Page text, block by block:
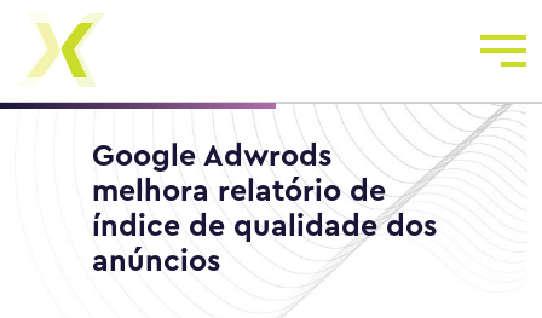
Google Adwrods
melhora relatório de
índice de qualidade dos
anúncios